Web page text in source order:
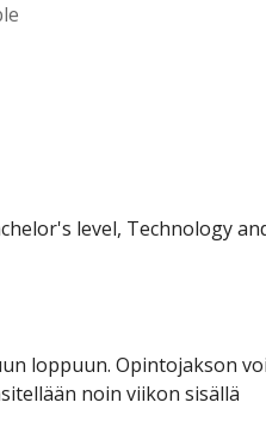
level, Technology
loppuun. Opintojakson
noin viikon sisällä